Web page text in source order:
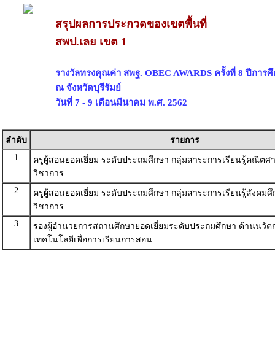
สรุปผลการประกวดของเขตพื้นที่
สพป.เลย เขต 1
รางวัลทรงคุณค่า สพฐ. OBEC AWARDS ครั้งที่ 8 ปีการ
ณ จังหวัดบุรีรัมย์
วันที่ 7 - 9 เดือนมีนาคม พ.ศ. 2562
ลำดับ
รายการ
1
ครูผู้สอนยอดเยี่ยม ระดับประถมศึกษา กลุ่มสาระการเรียนรู้คณิตศ
วิชาการ
2
ครูผู้สอนยอดเยี่ยม ระดับประถมศึกษา กลุ่มสาระการเรียนรู้สังคม
วิชาการ
3
รองผู้อำนวยการสถานศึกษายอดเยี่ยมระดับประถมศึกษา ด้านนวัต
เทคโนโลยีเพื่อการเรียนการสอน